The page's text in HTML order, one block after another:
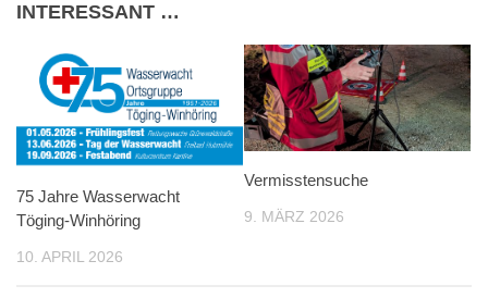
INTERESSANT …
75 Jahre Wasserwacht
Töging-Winhöring
10. APRIL 2026
Vermisstensuche
9. MÄRZ 2026